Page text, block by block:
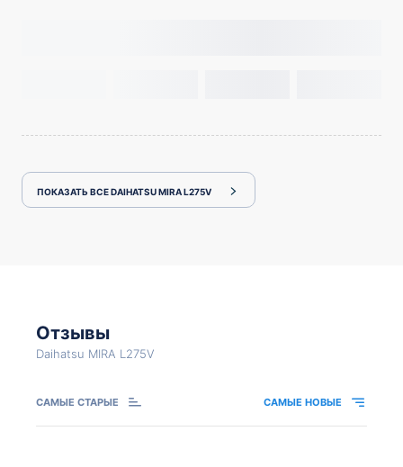
ПОКАЗАТЬ ВСЕ DAIHATSU MIRA L275V
Отзывы
Daihatsu MIRA L275V
САМЫЕ СТАРЫЕ САМЫЕ НОВЫЕ